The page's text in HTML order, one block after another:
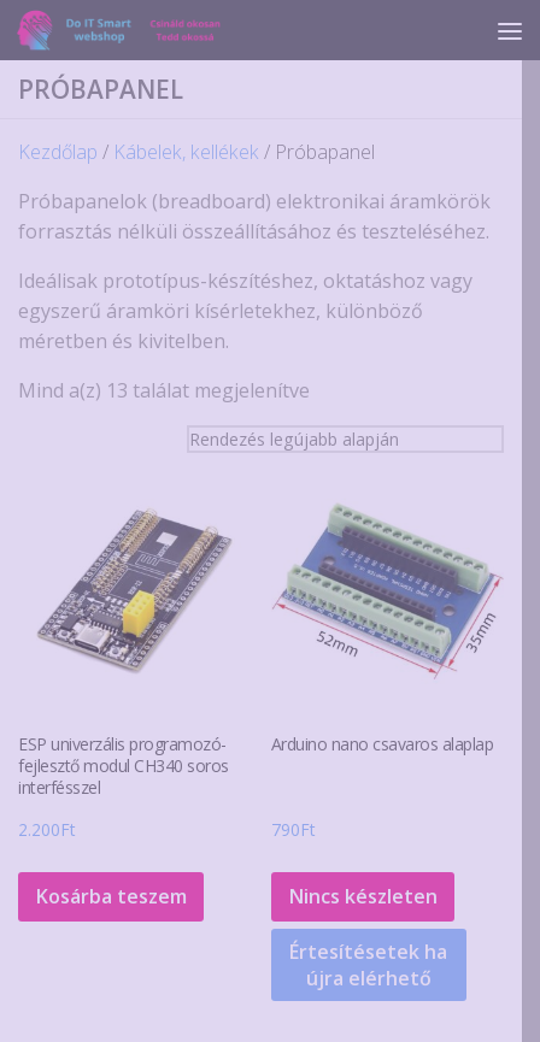
Skip to content
PRÓBAPANEL
Kezdőlap / Kábelek, kellékek / Próbapanel
Próbapanelok (breadboard) elektronikai áramkörök
forrasztás nélküli összeállításához és teszteléséhez.
Ideálisak prototípus-készítéshez, oktatáshoz vagy
egyszerű áramköri kísérletekhez, különböző
méretben és kivitelben.
Mind a(z) 13 találat megjelenítve
latest
ESP univerzális programozó-
fejlesztő modul CH340 soros
interfésszel
2.200Ft
Kosárba teszem
Arduino nano csavaros alaplap
790Ft
Nincs készleten
Értesítésetek ha
újra elérhető